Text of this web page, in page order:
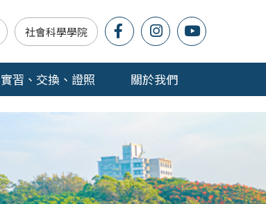
社會科學學院
實習、交換、證照 關於我們